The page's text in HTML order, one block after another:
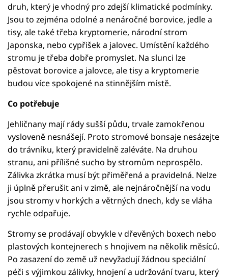
druh, který je vhodný pro zdejší klimatické podmínky.
Jsou to zejména odolné a nenáročné borovice, jedle a
tisy, ale také třeba kryptomerie, národní strom
Japonska, nebo cypřišek a jalovec. Umístění každého
stromu je třeba dobře promyslet. Na slunci lze
pěstovat borovice a jalovce, ale tisy a kryptomerie
budou více spokojené na stinnějším místě.
Co potřebuje
Jehličnany mají rády sušší půdu, trvale zamokřenou
vysloveně nesnášejí. Proto stromové bonsaje nesázejte
do trávníku, který pravidelně zaléváte. Na druhou
stranu, ani přílišné sucho by stromům neprospělo.
Zálivka zkrátka musí být přiměřená a pravidelná. Nelze
ji úplně přerušit ani v zimě, ale nejnáročnější na vodu
jsou stromy v horkých a větrných dnech, kdy se vláha
rychle odpařuje.
Stromy se prodávají obvykle v dřevěných boxech nebo
plastových kontejnerech s hnojivem na několik měsíců.
Po zasazení do země už nevyžadují žádnou speciální
péči s výjimkou zálivky, hnojení a udržování tvaru, který